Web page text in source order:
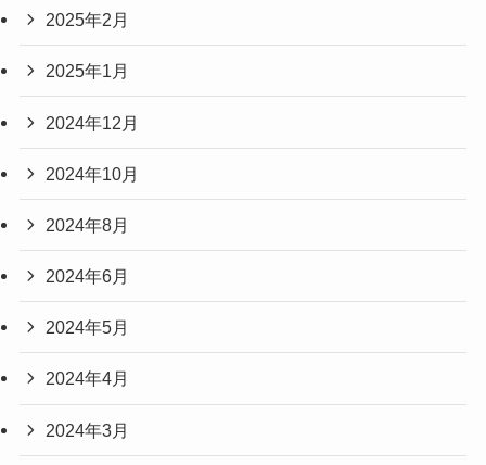
2025年2月
2025年1月
2024年12月
2024年10月
2024年8月
2024年6月
2024年5月
2024年4月
2024年3月